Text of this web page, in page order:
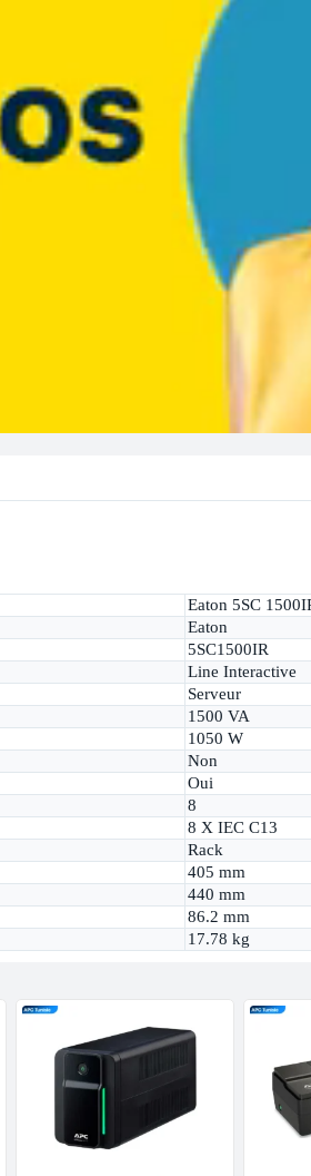
Eaton 5SC
Eaton
5SC1500IR
Line Interactive
Serveur
1500 VA
1050 W
Non
Oui
8
8 X IEC C13
Rack
405 mm
440 mm
86.2 mm
17.78 kg